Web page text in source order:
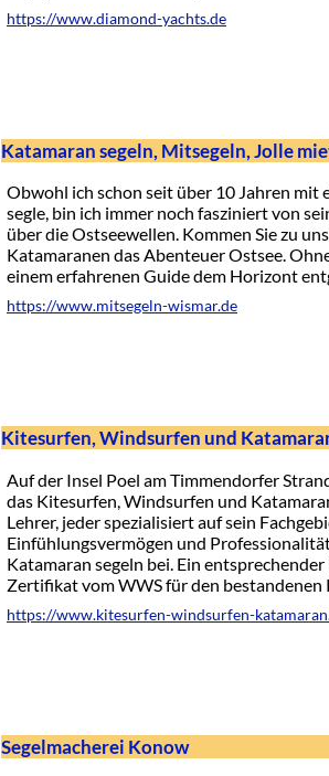
https://www.diamond-yachts.de
Katamaran segeln, Mitsegeln, Jolle
Obwohl ich schon seit über 10 Jahren
segle, bin ich immer noch fasziniert von
über die Ostseewellen. Kommen Sie zu
Katamaranen das Abenteuer Ostsee.
einem erfahrenen Guide dem Horizont
https://www.mitsegeln-wismar.de
Kitesurfen, Windsurfen und
Auf der Insel Poel am Timmendorfer
das Kitesurfen, Windsurfen und
Lehrer, jeder spezialisiert auf sein
Einfühlungsvermögen und
Katamaran segeln bei. Ein
Zertifikat vom WWS für den bestandenen
https://www.kitesurfen-windsurfen-
Segelmacherei Konow